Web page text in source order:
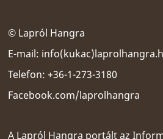
© Lapról Hangra
E-mail:
Telefon: +36-1-273-3180
Facebook.com/laprolhangra
A Lapról Hangra portált az